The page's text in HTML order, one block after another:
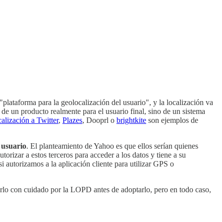
para la geolocalización del usuario", y la localización va
de un producto realmente para el usuario final, sino de un sistema
a Twitter, Plazes, Dooprl o brightkite son ejemplos de
. El planteamiento de Yahoo es que ellos serían quienes
a estos terceros para acceder a los datos y tiene a su
a la aplicación cliente para utilizar GPS o
con cuidado por la LOPD antes de adoptarlo, pero en todo caso,